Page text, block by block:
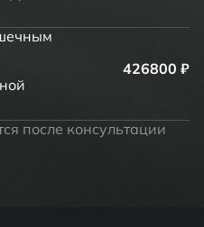
426800 ₽
после консультации